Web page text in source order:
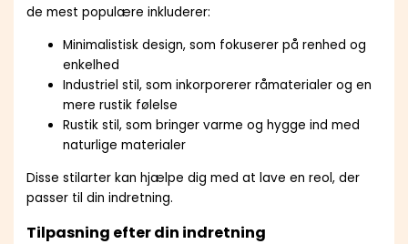
de mest populære inkluderer:
Minimalistisk design, som fokuserer på renhed og
enkelhed
Industriel stil, som inkorporerer råmaterialer og en
mere rustik følelse
Rustik stil, som bringer varme og hygge ind med
naturlige materialer
Disse stilarter kan hjælpe dig med at lave en reol, der
passer til din indretning.
Tilpasning efter din indretning